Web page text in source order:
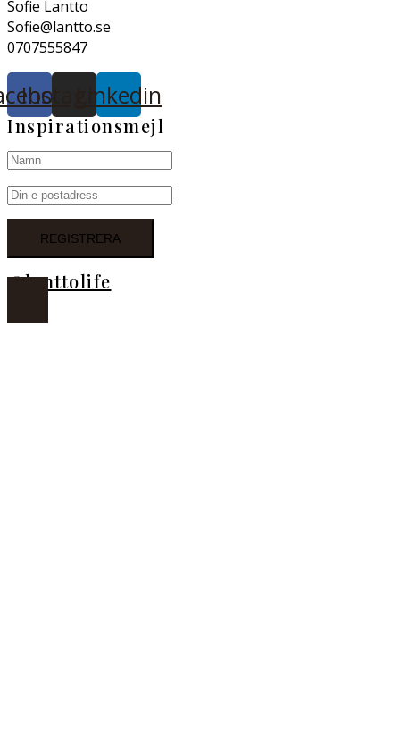
Sofie Lantto
Sofie@lantto.se
0707555847
InstagramLinkedin
Inspirationsmejl
@lanttolife